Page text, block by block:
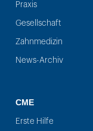
Praxis
Gesellschaft
Zahnmedizin
News-Archiv
CME
Erste Hilfe